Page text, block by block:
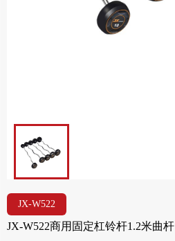
JX-W522
JX-W522商用固定杠铃杆1.2米曲杆